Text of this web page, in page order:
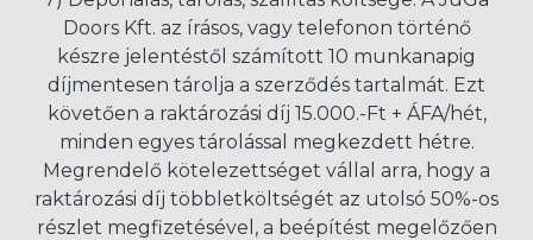
Doors Kft. az írásos, vagy telefonon történő
készre jelentéstől számított 10 munkanapig
díjmentesen tárolja a szerződés tartalmát. Ezt
követően a raktározási díj 15.000.-Ft + ÁFA/hét,
minden egyes tárolással megkezdett hétre.
Megrendelő kötelezettséget vállal arra, hogy a
raktározási díj többletköltségét az utolsó 50%-os
részlet megfizetésével, a beépítést megelőzően